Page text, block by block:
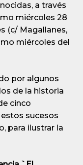
a través
miércoles 28
(c/ Magallanes,
miércoles del
por algunos
de la historia
cinco
sucesos
para ilustrar la